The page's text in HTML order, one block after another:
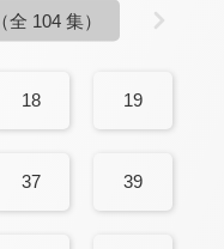
（全 104 集）
18 19
37 39